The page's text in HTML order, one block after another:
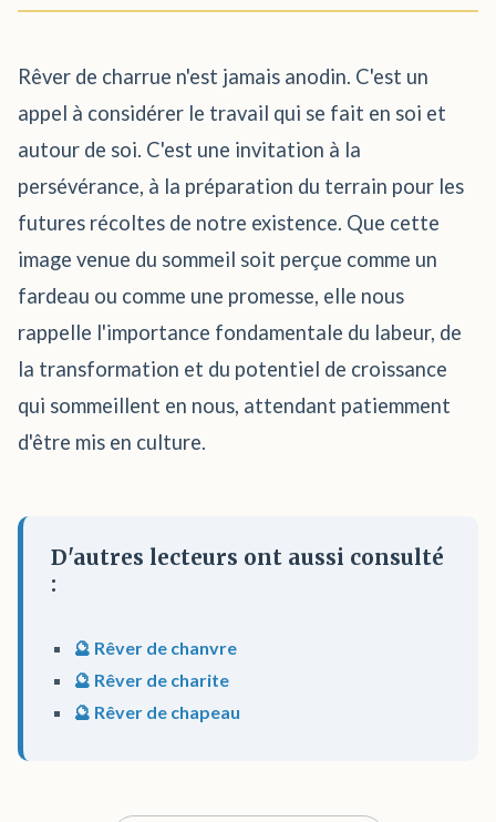
Rêver de charrue n'est jamais anodin. C'est un
appel à considérer le travail qui se fait en soi et
autour de soi. C'est une invitation à la
persévérance, à la préparation du terrain pour les
futures récoltes de notre existence. Que cette
image venue du sommeil soit perçue comme un
fardeau ou comme une promesse, elle nous
rappelle l'importance fondamentale du labeur, de
la transformation et du potentiel de croissance
qui sommeillent en nous, attendant patiemment
d'être mis en culture.
D'autres lecteurs ont aussi consulté
:
🔮 Rêver de chanvre
🔮 Rêver de charite
🔮 Rêver de chapeau